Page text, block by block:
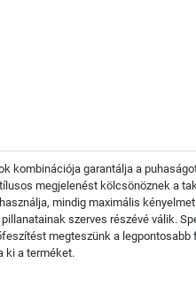
kombinációja garantálja a
megjelenést kölcsönöznek a
mindig maximális
szerves részévé válik.
megteszünk a legpontosabb
ki a terméket.